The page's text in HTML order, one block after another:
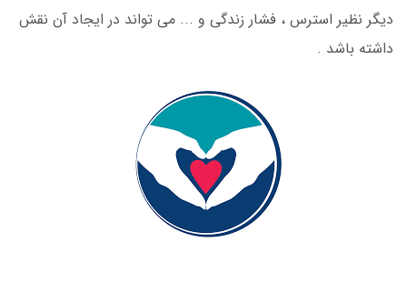
دیگر نظیر استرس ، فشار زندگی و ... می تواند در ایجاد آن نقش
داشته باشد .